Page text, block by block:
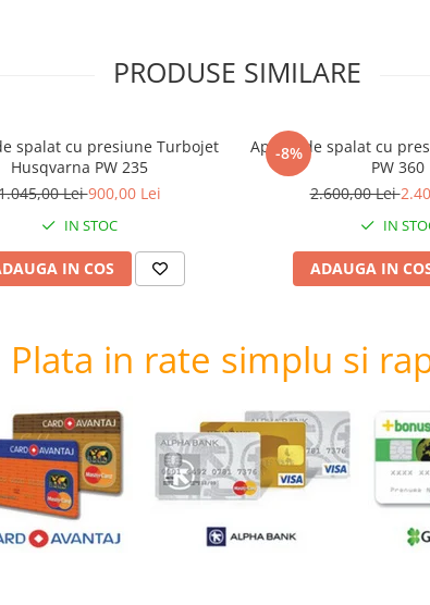
PRODUSE SIMILARE
spalat cu presiune Turbojet
Husqvarna PW 235
Lei900,00 Lei
IN STOC
IN COS
-8%
Aparat de spalat cu
PW 360
2.600,00 Lei
IN
ADAUGA IN
Plata in rate simplu si